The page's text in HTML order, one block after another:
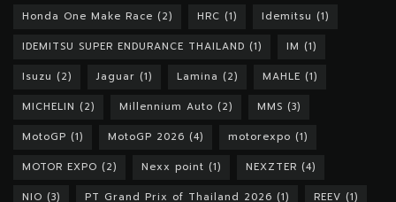
Honda One Make Race (2) HRC (1) Idemitsu (1)
IDEMITSU SUPER ENDURANCE THAILAND (1) IM (1)
Isuzu (2) Jaguar (1) Lamina (2) MAHLE (1)
MICHELIN (2) Millennium Auto (2) MMS (3)
MotoGP (1) MotoGP 2026 (4) motorexpo (1)
MOTOR EXPO (2) Nexx point (1) NEXZTER (4)
NIO (3) PT Grand Prix of Thailand 2026 (1) REEV (1)